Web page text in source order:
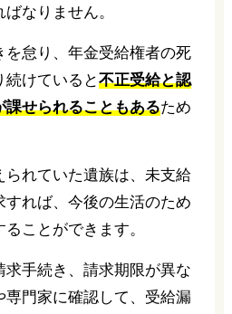
なりません。
怠り、年金受給権者の死
けていると不正受給と認
せられることもあるため
られていた遺族は、未支給
れば、今後の生活のため
ことができます。
求手続き、請求期限が異な
専門家に確認して、受給漏